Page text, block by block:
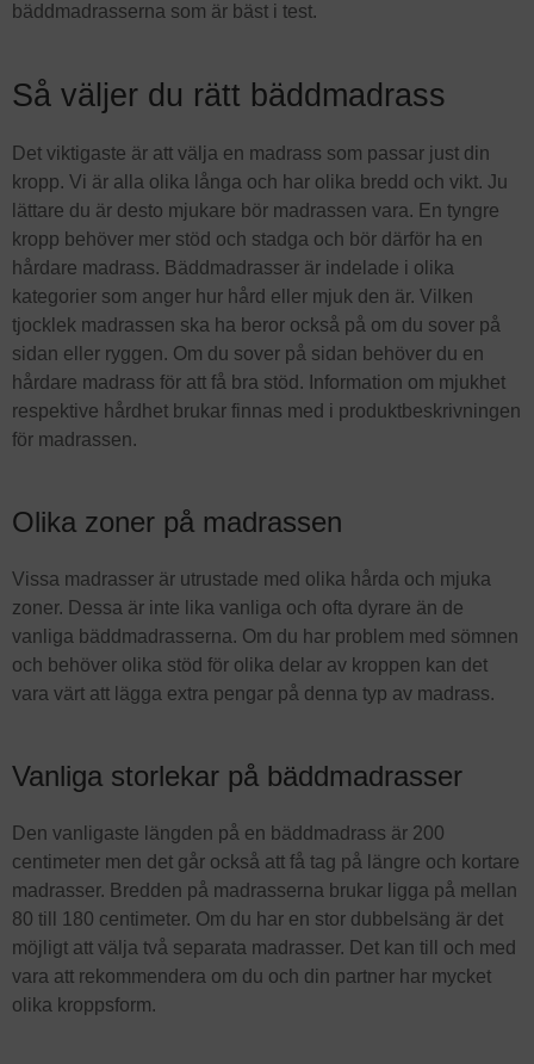
bäddmadrasserna som är bäst i test.
Så väljer du rätt bäddmadrass
Det viktigaste är att välja en madrass som passar just din
kropp. Vi är alla olika långa och har olika bredd och vikt. Ju
lättare du är desto mjukare bör madrassen vara. En tyngre
kropp behöver mer stöd och stadga och bör därför ha en
hårdare madrass. Bäddmadrasser är indelade i olika
kategorier som anger hur hård eller mjuk den är. Vilken
tjocklek madrassen ska ha beror också på om du sover på
sidan eller ryggen. Om du sover på sidan behöver du en
hårdare madrass för att få bra stöd. Information om mjukhet
respektive hårdhet brukar finnas med i produktbeskrivningen
för madrassen.
Olika zoner på madrassen
Vissa madrasser är utrustade med olika hårda och mjuka
zoner. Dessa är inte lika vanliga och ofta dyrare än de
vanliga bäddmadrasserna. Om du har problem med sömnen
och behöver olika stöd för olika delar av kroppen kan det
vara värt att lägga extra pengar på denna typ av madrass.
Vanliga storlekar på bäddmadrasser
Den vanligaste längden på en bäddmadrass är 200
centimeter men det går också att få tag på längre och kortare
madrasser. Bredden på madrasserna brukar ligga på mellan
80 till 180 centimeter. Om du har en stor dubbelsäng är det
möjligt att välja två separata madrasser. Det kan till och med
vara att rekommendera om du och din partner har mycket
olika kroppsform.